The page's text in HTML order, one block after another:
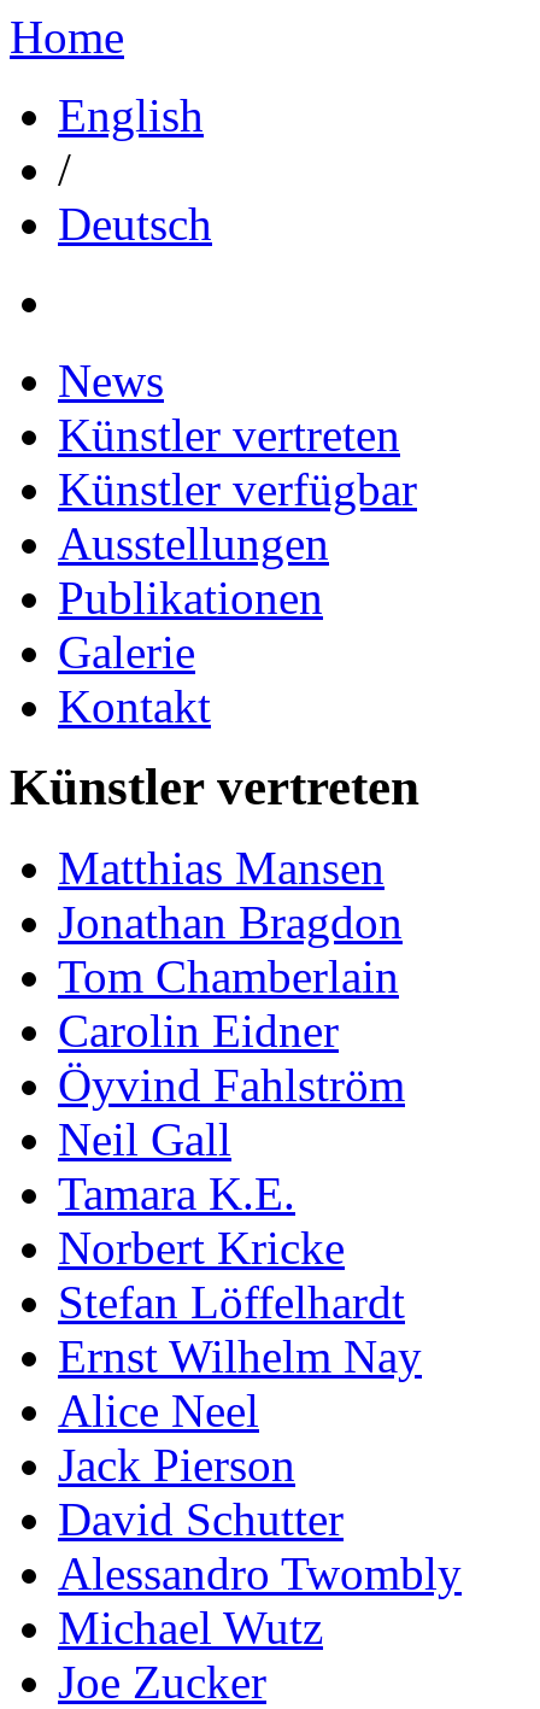
Home
English
/
Deutsch
News
Künstler vertreten
Künstler verfügbar
Ausstellungen
Publikationen
Galerie
Kontakt
Künstler vertreten
Matthias Mansen
Jonathan Bragdon
Tom Chamberlain
Carolin Eidner
Öyvind Fahlström
Neil Gall
Tamara K.E.
Norbert Kricke
Stefan Löffelhardt
Ernst Wilhelm Nay
Alice Neel
Jack Pierson
David Schutter
Alessandro Twombly
Michael Wutz
Joe Zucker